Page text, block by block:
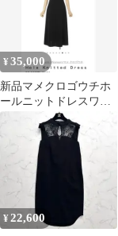
¥35,000
新品マメクロゴウチホ
ールニットドレスワン
ピースHoleKnittedDress
¥22,600